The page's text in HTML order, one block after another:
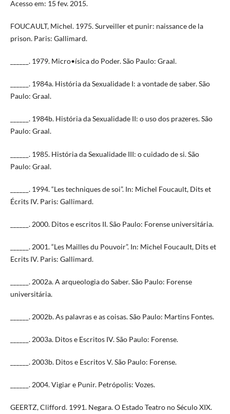
Acesso em: 15 fev. 2015.
FOUCAULT, Michel. 1975. Surveiller et punir: naissance de la
prison. Paris: Gallimard.
______. 1979. Micro•ísica do Poder. São Paulo: Graal.
______. 1984a. História da Sexualidade I: a vontade de saber. São
Paulo: Graal.
______. 1984b. História da Sexualidade II: o uso dos prazeres. São
Paulo: Graal.
______. 1985. História da Sexualidade III: o cuidado de si. São
Paulo: Graal.
______. 1994. “Les techniques de soi”. In: Michel Foucault, Dits et
Écrits IV. Paris: Gallimard.
______. 2000. Ditos e escritos II. São Paulo: Forense universitária.
______. 2001. “Les Mailles du Pouvoir”. In: Michel Foucault, Dits et
Ecrits IV. Paris: Gallimard.
______. 2002a. A arqueologia do Saber. São Paulo: Forense
universitária.
______. 2002b. As palavras e as coisas. São Paulo: Martins Fontes.
______. 2003a. Ditos e Escritos IV. São Paulo: Forense.
______. 2003b. Ditos e Escritos V. São Paulo: Forense.
______. 2004. Vigiar e Punir. Petrópolis: Vozes.
GEERTZ, Clifford. 1991. Negara. O Estado Teatro no Século XIX.